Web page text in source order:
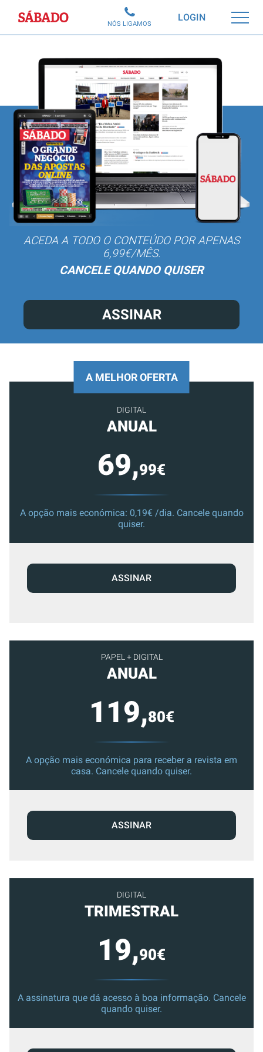
Sábado LOGIN
NÓS LIGAMOS
ACEDA A TODO O CONTEÚDO POR APENAS
6,99€/MÊS.
CANCELE QUANDO QUISER
ASSINAR
PAPEL + DIGITAL
ANUAL
119,80€
A opção mais económica para receber a revista em
casa. Cancele quando quiser.
ASSINAR
DIGITAL
TRIMESTRAL
19,90€
A assinatura que dá acesso à boa informação. Cancele
quando quiser.
A MELHOR OFERTA
DIGITAL
ANUAL
69,99€
A opção mais económica: 0,19€ /dia. Cancele quando
quiser.
ASSINAR